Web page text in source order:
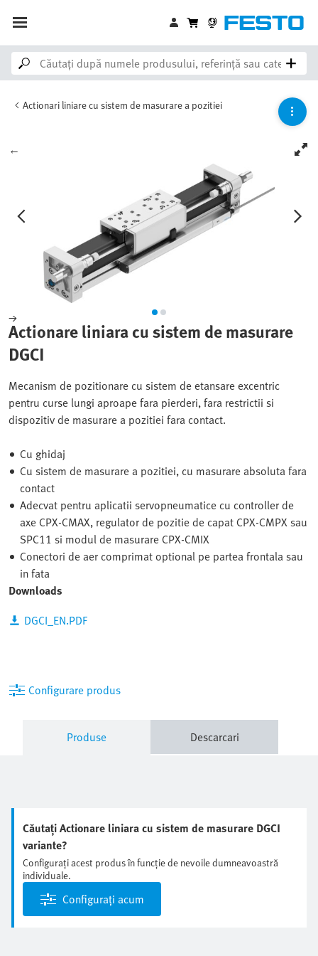
Actionari liniare cu sistem de masurare a pozitiei
Actionare liniara cu sistem de masurare
DGCI
Mecanism de pozitionare cu sistem de etansare excentric
pentru curse lungi aproape fara pierderi, fara restrictii si
dispozitiv de masurare a pozitiei fara contact.
Cu ghidaj
Cu sistem de masurare a pozitiei, cu masurare absoluta fara
contact
Adecvat pentru aplicatii servopneumatice cu controller de
axe CPX-CMAX, regulator de pozitie de capat CPX-CMPX sau
SPC11 si modul de masurare CPX-CMIX
Conectori de aer comprimat optional pe partea frontala sau
in fata
Downloads
DGCI_EN.PDF
Configurare produs
Produse Descarcari
Căutați Actionare liniara cu sistem de masurare DGCI
variante?
Configurați acest produs în funcție de nevoile dumneavoastră
individuale.
Configurați acum